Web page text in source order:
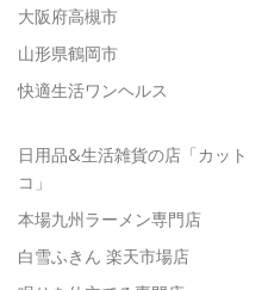
大阪府高槻市
山形県鶴岡市
快適生活ワンヘルス
日用品&生活雑貨の店「カット
コ」
本場九州ラーメン専門店
白雪ふきん 楽天市場店